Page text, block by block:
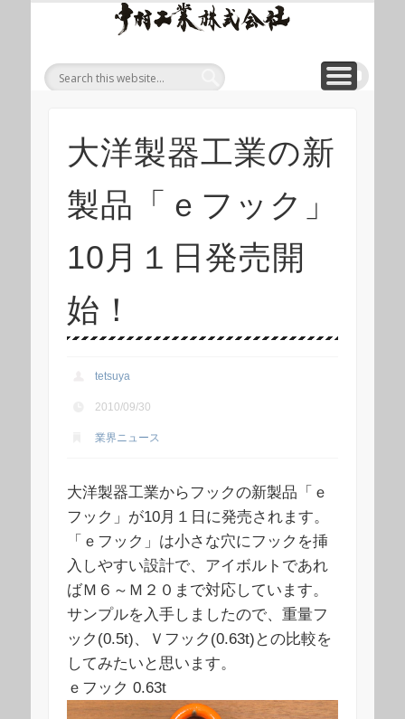
ープ
等重
吊り
上げ
製品
総合
ト 中
業株
CORPORATE 会社概要
WIREROPE ワイヤロープについて
MODULIFT モジュリフト
PRODUCT 製品
ONLINE SHOP 「ロープくん」ECショップ
CONTACT お問い合わせ
大洋製器工業の新
製品「ｅフック」
10月１日発売開
始！
tetsuya
2010/09/30
業界ニュース
大洋製器工業からフックの新製品「ｅ
フック」が10月１日に発売されます。
「ｅフック」は小さな穴にフックを挿
入しやすい設計で、アイボルトであれ
ばＭ６～Ｍ２０まで対応しています。
サンプルを入手しましたので、重量フ
ック(0.5t)、Ｖフック(0.63t)との比較を
してみたいと思います。
ｅフック 0.63t